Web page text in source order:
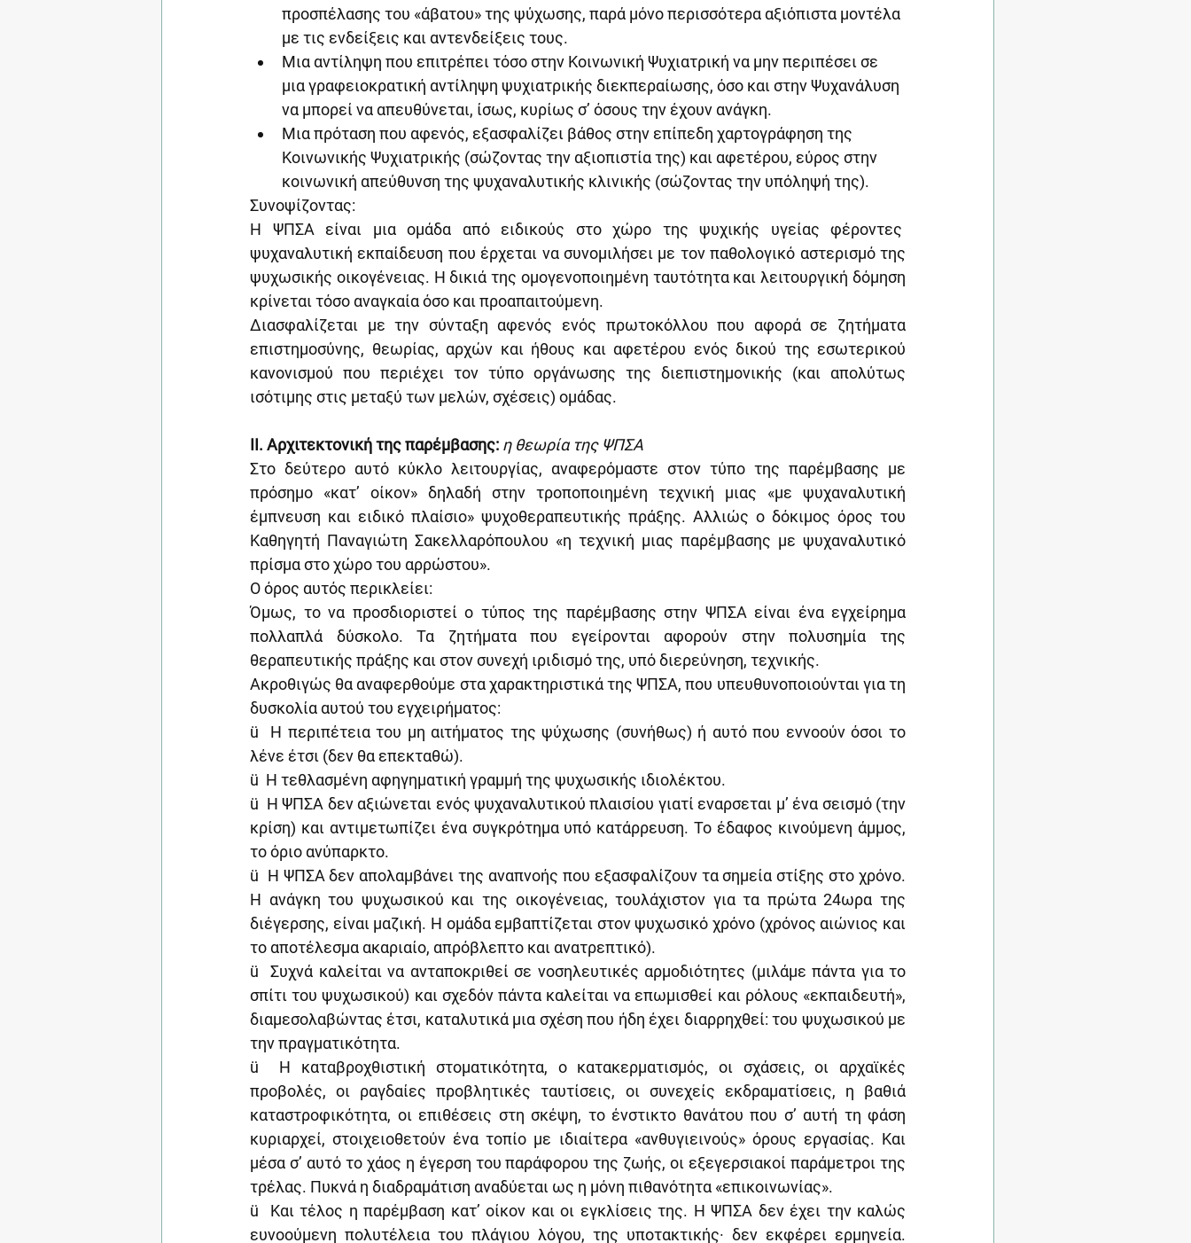
προσπέλασης του «άβατου» της ψύχωσης, παρά μόνο περισσότερα αξιόπιστα μοντέλα
με τις ενδείξεις και αντενδείξεις τους.
Μια αντίληψη που επιτρέπει τόσο στην Κοινωνική Ψυχιατρική να μην περιπέσει σε
μια γραφειοκρατική αντίληψη ψυχιατρικής διεκπεραίωσης, όσο και στην Ψυχανάλυση
να μπορεί να απευθύνεται, ίσως, κυρίως σ’ όσους την έχουν ανάγκη.
Μια πρόταση που αφενός, εξασφαλίζει βάθος στην επίπεδη χαρτογράφηση της
Κοινωνικής Ψυχιατρικής (σώζοντας την αξιοπιστία της) και αφετέρου, εύρος στην
κοινωνική απεύθυνση της ψυχαναλυτικής κλινικής (σώζοντας την υπόληψή της).
Συνοψίζοντας:
Η ΨΠΣΑ είναι μια ομάδα από ειδικούς στο χώρο της ψυχικής υγείας φέροντες
ψυχαναλυτική εκπαίδευση που έρχεται να συνομιλήσει με τον παθολογικό αστερισμό της
ψυχωσικής οικογένειας. Η δικιά της ομογενοποιημένη ταυτότητα και λειτουργική δόμηση
κρίνεται τόσο αναγκαία όσο και προαπαιτούμενη.
Διασφαλίζεται με την σύνταξη αφενός ενός πρωτοκόλλου που αφορά σε ζητήματα
επιστημοσύνης, θεωρίας, αρχών και ήθους και αφετέρου ενός δικού της εσωτερικού
κανονισμού που περιέχει τον τύπο οργάνωσης της διεπιστημονικής (και απολύτως
ισότιμης στις μεταξύ των μελών, σχέσεις) ομάδας.
ΙΙ. Αρχιτεκτονική της παρέμβασης: η θεωρία της ΨΠΣΑ
Στο δεύτερο αυτό κύκλο λειτουργίας, αναφερόμαστε στον τύπο της παρέμβασης με
πρόσημο «κατ’ οίκον» δηλαδή στην τροποποιημένη τεχνική μιας «με ψυχαναλυτική
έμπνευση και ειδικό πλαίσιο» ψυχοθεραπευτικής πράξης. Αλλιώς ο δόκιμος όρος του
Καθηγητή Παναγιώτη Σακελλαρόπουλου «η τεχνική μιας παρέμβασης με ψυχαναλυτικό
πρίσμα στο χώρο του αρρώστου».
Ο όρος αυτός περικλείει:
Όμως, το να προσδιοριστεί ο τύπος της παρέμβασης στην ΨΠΣΑ είναι ένα εγχείρημα
πολλαπλά δύσκολο. Τα ζητήματα που εγείρονται αφορούν στην πολυσημία της
θεραπευτικής πράξης και στον συνεχή ιριδισμό της, υπό διερεύνηση, τεχνικής.
Ακροθιγώς θα αναφερθούμε στα χαρακτηριστικά της ΨΠΣΑ, που υπευθυνοποιούνται για τη
δυσκολία αυτού του εγχειρήματος:
ü  Η περιπέτεια του μη αιτήματος της ψύχωσης (συνήθως) ή αυτό που εννοούν όσοι το
λένε έτσι (δεν θα επεκταθώ).
ü  Η τεθλασμένη αφηγηματική γραμμή της ψυχωσικής ιδιολέκτου.
ü  Η ΨΠΣΑ δεν αξιώνεται ενός ψυχαναλυτικού πλαισίου γιατί εναρσεται μ’ ένα σεισμό (την
κρίση) και αντιμετωπίζει ένα συγκρότημα υπό κατάρρευση. Το έδαφος κινούμενη άμμος,
το όριο ανύπαρκτο.
ü  Η ΨΠΣΑ δεν απολαμβάνει της αναπνοής που εξασφαλίζουν τα σημεία στίξης στο χρόνο.
Η ανάγκη του ψυχωσικού και της οικογένειας, τουλάχιστον για τα πρώτα 24ωρα της
διέγερσης, είναι μαζική. Η ομάδα εμβαπτίζεται στον ψυχωσικό χρόνο (χρόνος αιώνιος και
το αποτέλεσμα ακαριαίο, απρόβλεπτο και ανατρεπτικό).
ü  Συχνά καλείται να ανταποκριθεί σε νοσηλευτικές αρμοδιότητες (μιλάμε πάντα για το
σπίτι του ψυχωσικού) και σχεδόν πάντα καλείται να επωμισθεί και ρόλους «εκπαιδευτή»,
διαμεσολαβώντας έτσι, καταλυτικά μια σχέση που ήδη έχει διαρρηχθεί: του ψυχωσικού με
την πραγματικότητα.
ü  Η καταβροχθιστική στοματικότητα, ο κατακερματισμός, οι σχάσεις, οι αρχαϊκές
προβολές, οι ραγδαίες προβλητικές ταυτίσεις, οι συνεχείς εκδραματίσεις, η βαθιά
καταστροφικότητα, οι επιθέσεις στη σκέψη, το ένστικτο θανάτου που σ’ αυτή τη φάση
κυριαρχεί, στοιχειοθετούν ένα τοπίο με ιδιαίτερα «ανθυγιεινούς» όρους εργασίας. Και
μέσα σ’ αυτό το χάος η έγερση του παράφορου της ζωής, οι εξεγερσιακοί παράμετροι της
τρέλας. Πυκνά η διαδραμάτιση αναδύεται ως η μόνη πιθανότητα «επικοινωνίας».
ü  Και τέλος η παρέμβαση κατ’ οίκον και οι εγκλίσεις της. Η ΨΠΣΑ δεν έχει την καλώς
ευνοούμενη πολυτέλεια του πλάγιου λόγου, της υποτακτικής· δεν εκφέρει ερμηνεία.